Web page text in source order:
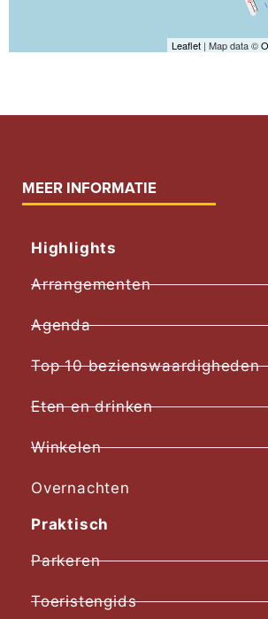
Leaflet | Map data ©
MEER INFORMATIE
Highlights
Arrangementen
Agenda
Top 10 bezienswaardigheden
Eten en drinken
Winkelen
Overnachten
Praktisch
Parkeren
Toeristengids